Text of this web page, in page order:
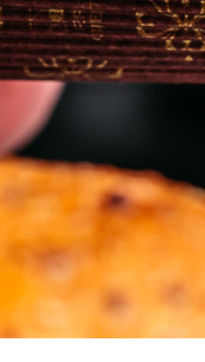
DOVE SIAMO
SHOP